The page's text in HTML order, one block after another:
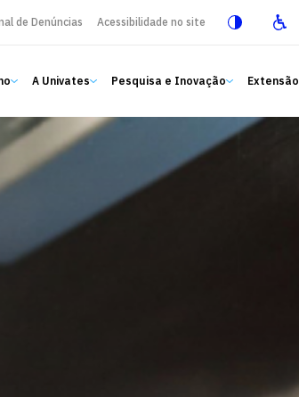
de Denúncias Acessibilidade no site
A Univates Pesquisa e Inovação Extensão